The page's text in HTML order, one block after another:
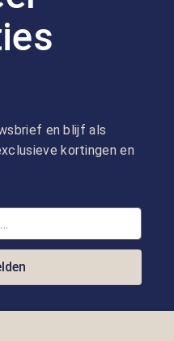
en blijf als
kortingen en